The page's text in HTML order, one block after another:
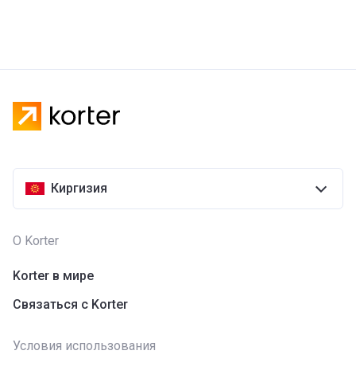
Киргизия
О Korter
Korter в мире
Связаться с Korter
Условия использования